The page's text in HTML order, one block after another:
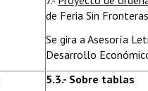
de Feria Sin
Se gira a Asesoría
Desarrollo
5.3.- Sobre tablas